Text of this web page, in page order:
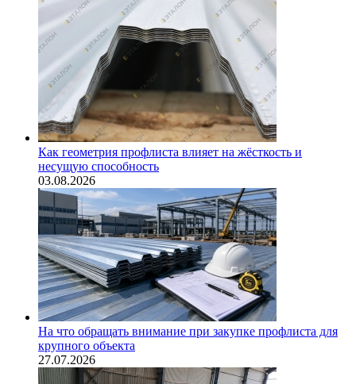
Как геометрия профлиста влияет на жёсткость и
несущую способность
03.08.2026
На что обращать внимание при закупке профлиста для
крупного объекта
27.07.2026